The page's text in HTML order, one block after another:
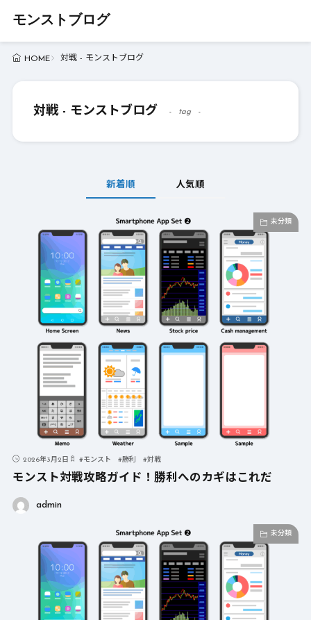
モンストブログ
HOME 対戦 - モンストブログ
対戦 - モンストブログ tag
新着順 人気順
未分類
2026年3月2日 #モンスト #勝利 #対戦
モンスト対戦攻略ガイド！勝利へのカギはこれだ
admin
未分類